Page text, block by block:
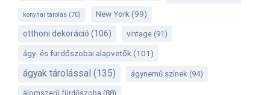
konyhai tárolás (70) New York (99)
otthoni dekoráció (106) vintage (91)
ágy- és fürdőszobai alapvetők(101)
ágyak tárolással (135) ágynemű színek (94)
álomszerű fürdőszoba (88)